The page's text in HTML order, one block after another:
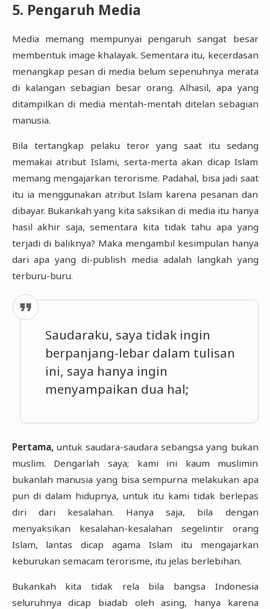
5. Pengaruh Media
Media memang mempunyai pengaruh sangat besar
membentuk image khalayak. Sementara itu, kecerdasan
menangkap pesan di media belum sepenuhnya merata
di kalangan sebagian besar orang. Alhasil, apa yang
ditampilkan di media mentah-mentah ditelan sebagian
manusia.
Bila tertangkap pelaku teror yang saat itu sedang
memakai atribut Islami, serta-merta akan dicap Islam
memang mengajarkan terorisme. Padahal, bisa jadi saat
itu ia menggunakan atribut Islam karena pesanan dan
dibayar. Bukankah yang kita saksikan di media itu hanya
hasil akhir saja, sementara kita tidak tahu apa yang
terjadi di baliknya? Maka mengambil kesimpulan hanya
dari apa yang di-publish media adalah langkah yang
terburu-buru.
Saudaraku, saya tidak ingin
berpanjang-lebar dalam tulisan
ini, saya hanya ingin
menyampaikan dua hal;
Pertama,untuk saudara-saudara sebangsa yang bukan
muslim. Dengarlah saya; kami ini kaum muslimin
bukanlah manusia yang bisa sempurna melakukan apa
pun di dalam hidupnya, untuk itu kami tidak berlepas
diri dari kesalahan. Hanya saja, bila dengan
menyaksikan kesalahan-kesalahan segelintir orang
Islam, lantas dicap agama Islam itu mengajarkan
keburukan semacam terorisme, itu jelas berlebihan.
Bukankah kita tidak rela bila bangsa Indonesia
seluruhnya dicap biadab oleh asing, hanya karena